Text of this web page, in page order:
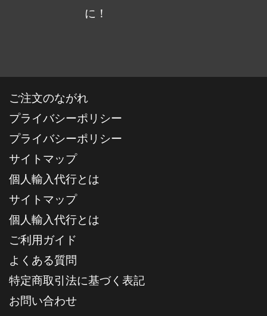
に！
ご注文のながれ
プライバシーポリシー
プライバシーポリシー
サイトマップ
個人輸入代行とは
サイトマップ
個人輸入代行とは
ご利用ガイド
よくある質問
特定商取引法に基づく表記
お問い合わせ